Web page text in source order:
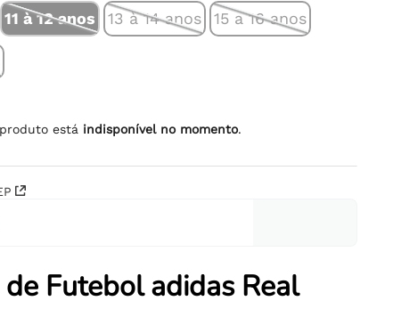
11 à 12 anos 13 à 14 anos 15 a 16 anos
está indisponível no momento.
de Futebol adidas Real